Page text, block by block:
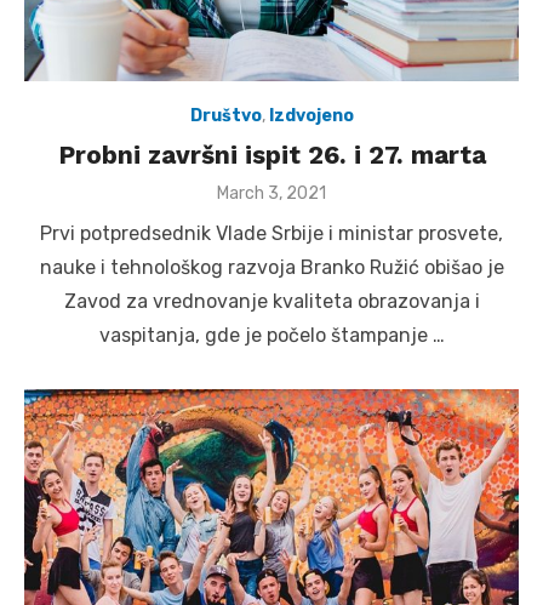
Društvo, Izdvojeno
Probni završni ispit 26. i 27. marta
Posted
March 3, 2021
Prvi potpredsednik Vlade Srbije i ministar prosvete,
nauke i tehnološkog razvoja Branko Ružić obišao je
Zavod za vrednovanje kvaliteta obrazovanja i
vaspitanja, gde je počelo štampanje …